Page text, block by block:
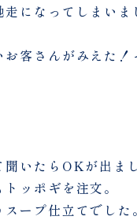
になってしまい
客さんがみえた
いたらOKが出ま
ッポギを注文。
ープ仕立てでした。